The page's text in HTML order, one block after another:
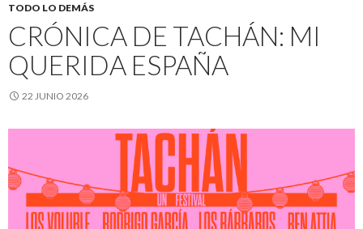
TODO LO DEMÁS
CRÓNICA DE TACHÁN: MI
QUERIDA ESPAÑA
22 JUNIO 2026